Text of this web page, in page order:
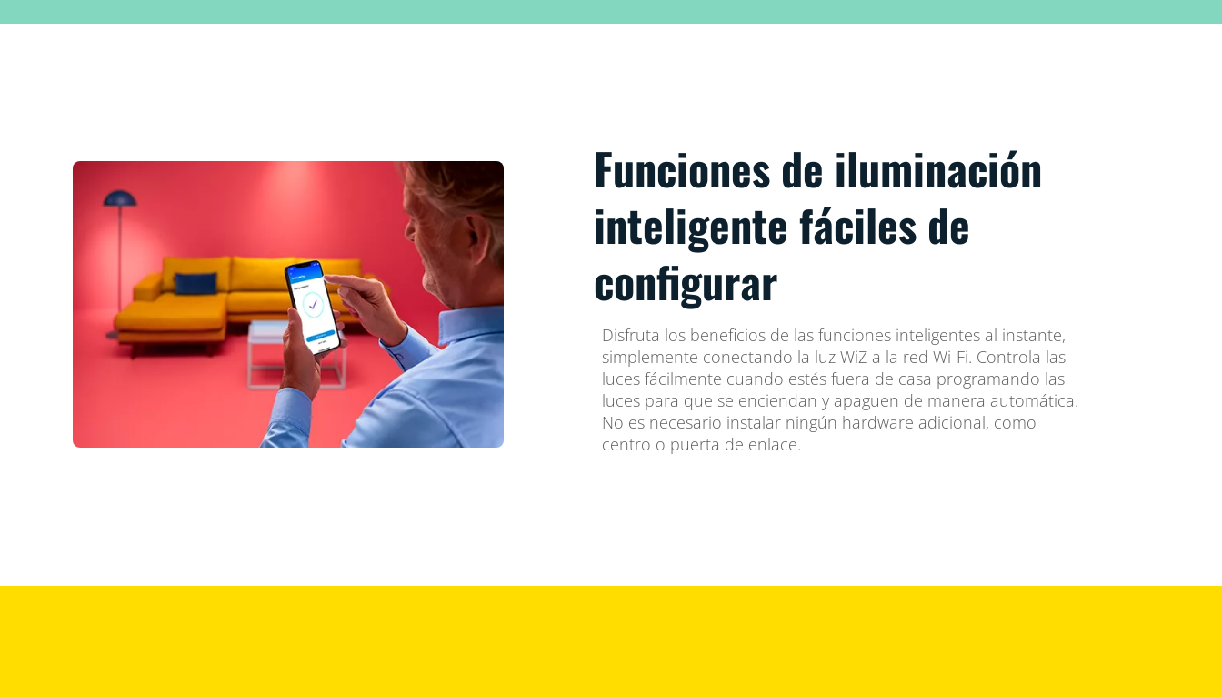
Funciones de iluminación
inteligente fáciles de
configurar
Disfruta los beneficios de las funciones inteligentes al instante,
simplemente conectando la luz WiZ a la red Wi-Fi. Controla las
luces fácilmente cuando estés fuera de casa programando las
luces para que se enciendan y apaguen de manera automática.
No es necesario instalar ningún hardware adicional, como
centro o puerta de enlace.